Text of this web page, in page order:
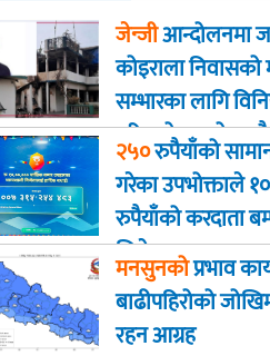
जेन्जीआन्दोलनमा
कोइराला निवासको
सम्भारका लागि
गरिएको २ करोड
२५०रुपैयाँको
गरेका उपभोक्ताले
रुपैयाँको करदाता
जिते
मनसुनकोप्रभाव
बाढीपहिरोको
रहन आग्रह